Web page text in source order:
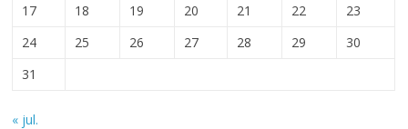
17
18 19 20 21 22
23
24
25 26 27 28 29
30
31
« jul.